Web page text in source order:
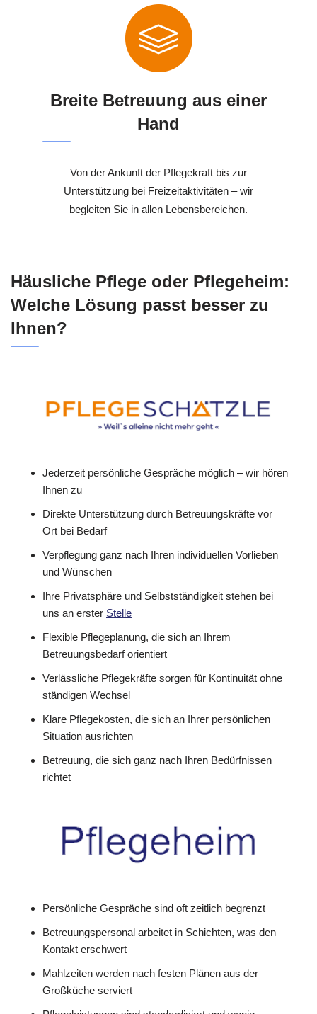
Breite Betreuung aus einer
Hand
Von der Ankunft der Pflegekraft bis zur
Unterstützung bei Freizeitaktivitäten – wir
begleiten Sie in allen Lebensbereichen.
Häusliche Pflege oder Pflegeheim:
Welche Lösung passt besser zu
Ihnen?
Jederzeit persönliche Gespräche möglich – wir hören
Ihnen zu
Direkte Unterstützung durch Betreuungskräfte vor
Ort bei Bedarf
Verpflegung ganz nach Ihren individuellen Vorlieben
und Wünschen
Ihre Privatsphäre und Selbstständigkeit stehen bei
uns an erster Stelle
Flexible Pflegeplanung, die sich an Ihrem
Betreuungsbedarf orientiert
Verlässliche Pflegekräfte sorgen für Kontinuität ohne
ständigen Wechsel
Klare Pflegekosten, die sich an Ihrer persönlichen
Situation ausrichten
Betreuung, die sich ganz nach Ihren Bedürfnissen
richtet
Persönliche Gespräche sind oft zeitlich begrenzt
Betreuungspersonal arbeitet in Schichten, was den
Kontakt erschwert
Mahlzeiten werden nach festen Plänen aus der
Großküche serviert